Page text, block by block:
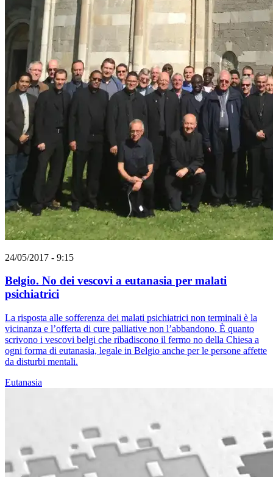
24/05/2017 - 9:15
Belgio. No dei vescovi a eutanasia per malati
psichiatrici
La risposta alle sofferenza dei malati psichiatrici non terminali è la
vicinanza e l’offerta di cure palliative non l’abbandono. È quanto
scrivono i vescovi belgi che ribadiscono il fermo no della Chiesa a
ogni forma di eutanasia, legale in Belgio anche per le persone affette
da disturbi mentali.
Eutanasia